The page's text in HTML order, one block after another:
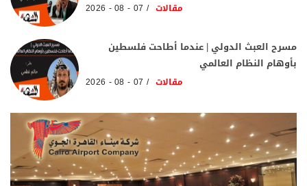
مقالات 07 - 08 - 2026
مسرح العبث الدولي | عندما أطاحت فلسطين
بأوهام النظام العالمي
مقالات 07 - 08 - 2026